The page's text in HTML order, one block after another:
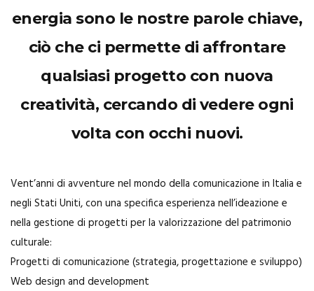
energia sono le nostre parole chiave,
ciò che ci permette di affrontare
qualsiasi progetto con nuova
creatività, cercando di vedere ogni
volta con occhi nuovi.
Vent’anni di avventure nel mondo della comunicazione in Italia e
negli Stati Uniti, con una specifica esperienza nell’ideazione e
nella gestione di progetti per la valorizzazione del patrimonio
culturale:
Progetti di comunicazione (strategia, progettazione e sviluppo)
Web design and development